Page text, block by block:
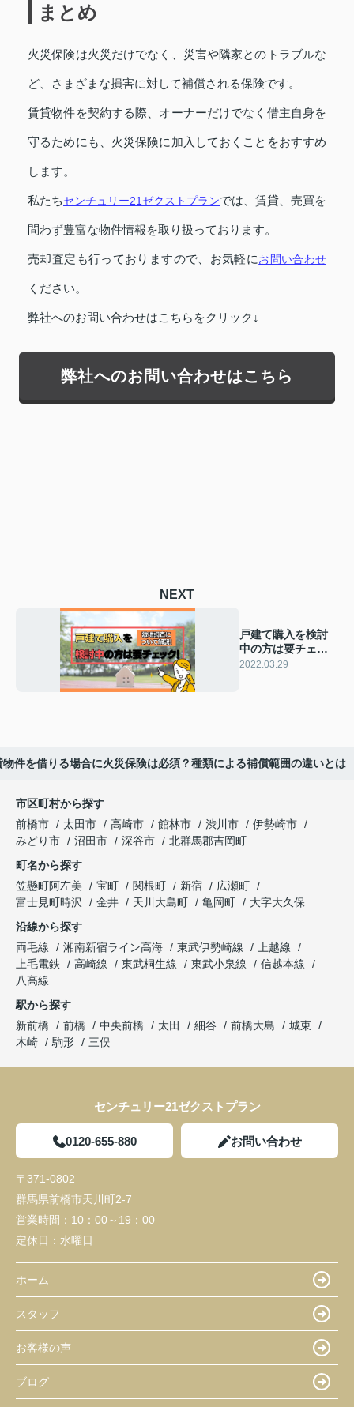
まとめ
火災保険は火災だけでなく、災害や隣家とのトラブルな
ど、さまざまな損害に対して補償される保険です。
賃貸物件を契約する際、オーナーだけでなく借主自身を
守るためにも、火災保険に加入しておくことをおすすめ
します。
私たちセンチュリー21ゼクストプランでは、賃貸、売買を
問わず豊富な物件情報を取り扱っております。
売却査定も行っておりますので、お気軽にお問い合わせ
ください。
弊社へのお問い合わせはこちらをクリック↓
弊社へのお問い合わせはこちら
NEXT
戸建て購入を検討
中の方は要チェッ
ク！敷地調査につ
2022.03.29
物件を借りる場合に火災保険は必須？種類による補償範囲の違いとは
市区町村から探す
前橋市
太田市 高崎市 館林市 渋川市
伊勢崎市
みどり市
沼田市 深谷市
北群馬郡吉岡町
町名から探す
笠懸町阿左美
宝町 関根町 新宿
広瀬町
富士見町時沢
金井 天川大島町 亀岡町
大字大久保
沿線から探す
両毛線
湘南新宿ライン高海 東武伊勢崎線
上越線
上毛電鉄
高崎線 東武桐生線 東武小泉線
信越本線
八高線
駅から探す
新前橋
前橋 中央前橋 太田 細谷 前橋大島
城東
木崎
駒形 三俣
センチュリー21ゼクストプラン
0120-655-880 お問い合わせ
〒371-0802
群馬県前橋市天川町2-7
営業時間： 10：00～19：00
定休日： 水曜日
ホーム
スタッフ
お客様の声
ブログ